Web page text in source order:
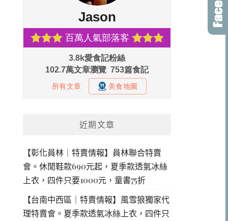
近期文章
【彰化員林｜特賣情報】員林聯合特賣
會。休閒鞋款690元起，夏季款透氣冰絲
上衣，四件只要1000元，童書75折
【台南中西區｜特賣情報】風雪狼獨家代
理特賣會。夏季款透氣冰絲上衣，四件只